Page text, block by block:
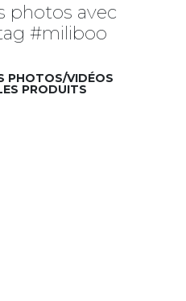
photos avec
#miliboo
PHOTOS/VIDÉOS
PRODUITS